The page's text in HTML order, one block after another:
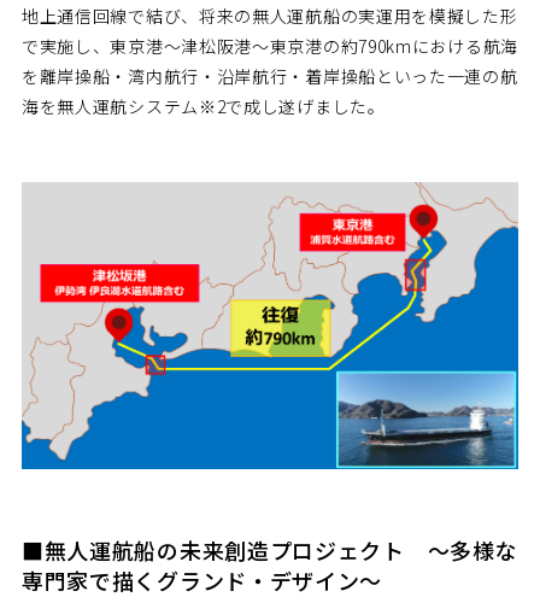
地上通信回線で結び、将来の無人運航船の実運用を模擬した形
で実施し、東京港～津松阪港～東京港の約790kmにおける航海
を離岸操船・湾内航行・沿岸航行・着岸操船といった一連の航
海を無人運航システム※2で成し遂げました。
■無人運航船の未来創造プロジェクト ～多様な
専門家で描くグランド・デザイン～